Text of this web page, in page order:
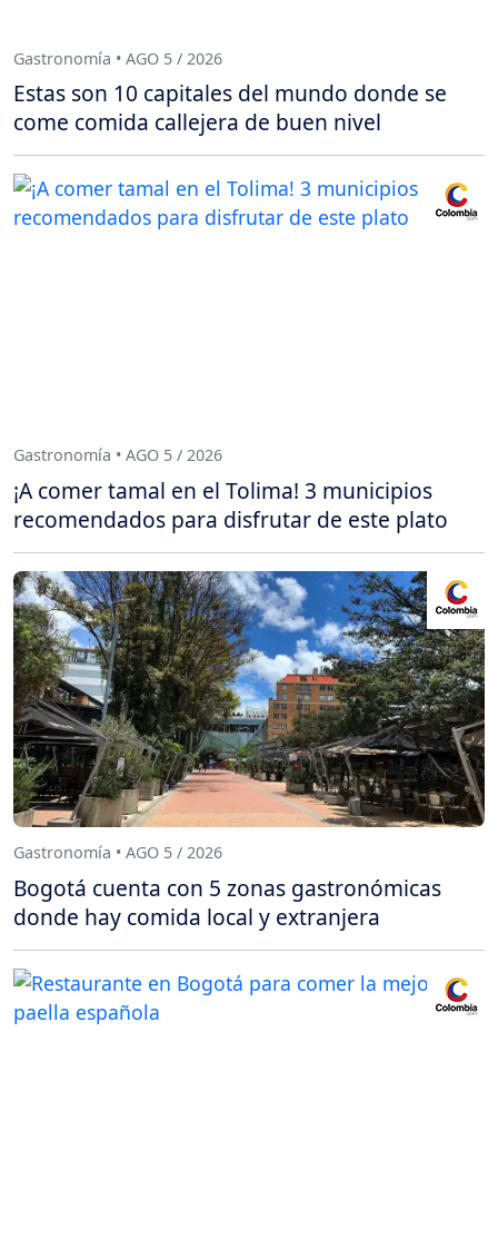
Gastronomía • AGO 5 / 2026
Estas son 10 capitales del mundo donde se
come comida callejera de buen nivel
Gastronomía • AGO 5 / 2026
¡A comer tamal en el Tolima! 3 municipios
recomendados para disfrutar de este plato
Gastronomía • AGO 5 / 2026
Bogotá cuenta con 5 zonas gastronómicas
donde hay comida local y extranjera